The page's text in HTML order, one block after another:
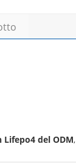
Lifepo4 del ODM,